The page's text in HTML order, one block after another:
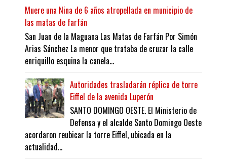
Muere una Nina de 6 años atropellada en municipio de
las matas de farfán
San Juan de la Maguana Las Matas de Farfán Por Simón
Arias Sánchez La menor que trataba de cruzar la calle
enriquillo esquina la canela...
Autoridades trasladarán réplica de torre
Eiffel de la avenida Luperón
SANTO DOMINGO OESTE. El Ministerio de
Defensa y el alcalde Santo Domingo Oeste
acordaron reubicar la torre Eiffel, ubicada en la
actualidad...